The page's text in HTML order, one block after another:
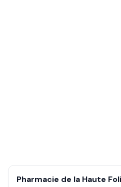
Pharmacie de la Haute